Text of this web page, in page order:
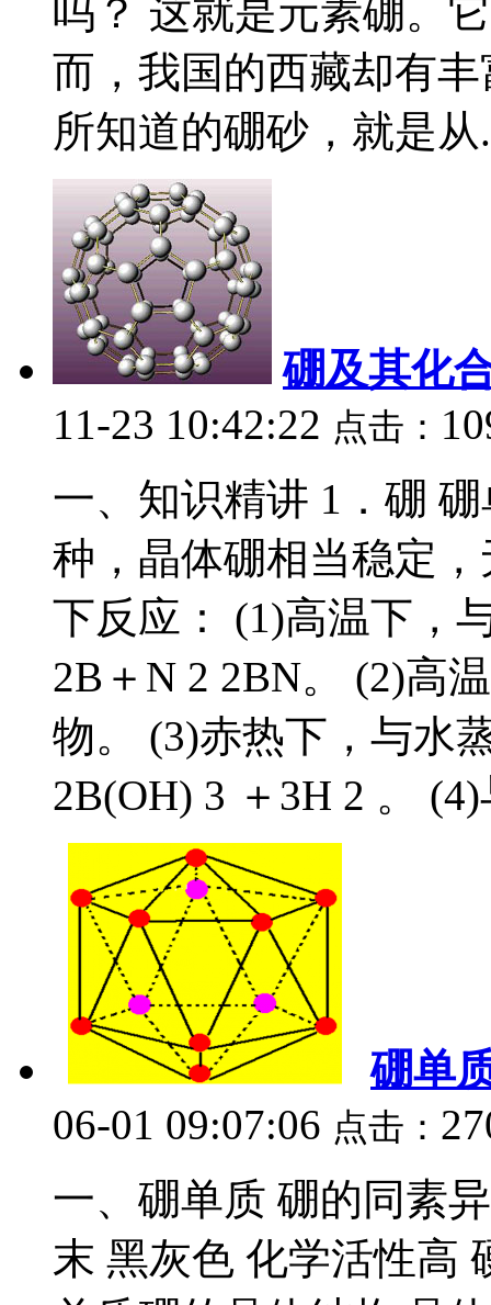
吗？ 这就是元素硼。
而，我国的西藏却有
所知道的硼砂，就是从
硼及其化
11-23 10:42:22 点击：
一、知识精讲 1．硼
种，晶体硼相当稳定
下反应： (1)高温下，
2B＋N 2 2BN。 (2)高
物。 (3)赤热下，与水
2B(OH) 3 ＋3H 2 。 (4)
硼单
06-01 09:07:06 点击：
一、硼单质 硼的同素
末 黑灰色 化学活性高